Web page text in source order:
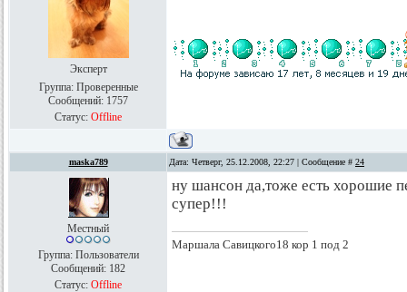
Эксперт
Группа: Проверенные
Сообщений: 1757
Статус: Offline
maska789 Дата: Четверг, 25.12.2008, 22:27 | Сообщение # 24
Местный
Группа: Пользователи
Сообщений: 182
Статус: Offline
ну шансон да,тоже есть хорошие
супер!!!
Маршала Савицкого18 кор 1 под 2